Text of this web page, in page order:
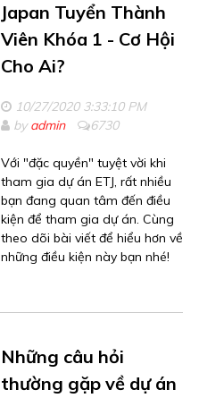
Japan Tuyển Thành
Viên Khóa 1 - Cơ Hội
Cho Ai?
10/27/2020 3:33:10 PM
byadmin 6730
Với "đặc quyền" tuyệt vời khi
tham gia dự án ETJ, rất nhiều
bạn đang quan tâm đến điều
kiện để tham gia dự án. Cùng
theo dõi bài viết để hiểu hơn về
những điều kiện này bạn nhé!
Những câu hỏi
thường gặp về dự án